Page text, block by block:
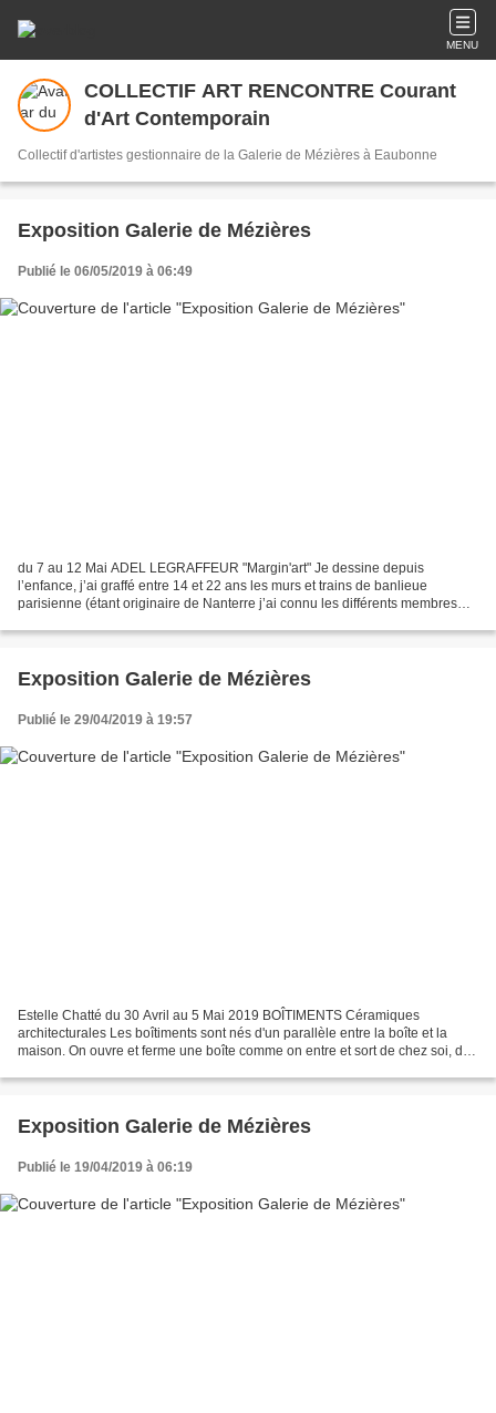
MENU
COLLECTIF ART RENCONTRE Courant
d'Art Contemporain
Collectif d'artistes gestionnaire de la Galerie de Mézières à Eaubonne
Exposition Galerie de Mézières
Publié le 06/05/2019 à 06:49
du 7 au 12 Mai ADEL LEGRAFFEUR "Margin'art" Je dessine depuis
l’enfance, j’ai graffé entre 14 et 22 ans les murs et trains de banlieue
parisienne (étant originaire de Nanterre j’ai connu les différents membres
Exposition Galerie de Mézières
Publié le 29/04/2019 à 19:57
Estelle Chatté du 30 Avril au 5 Mai 2019 BOÎTIMENTS Céramiques
architecturales Les boîtiments sont nés d'un parallèle entre la boîte et la
maison. On ouvre et ferme une boîte comme on entre et sort de chez soi, de
Exposition Galerie de Mézières
Publié le 19/04/2019 à 06:19